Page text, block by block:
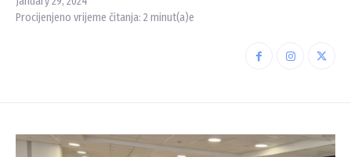
Procijenjeno vrijeme čitanja: 2 minut(a)e